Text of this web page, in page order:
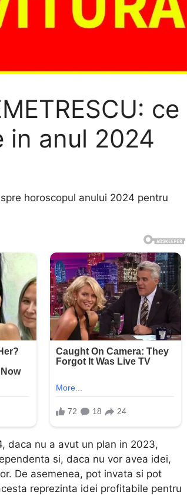
ce
in anul 2024
horoscopul anului 2024 pentru
daca nu a avut un plan in 2023,
si, daca nu vor avea idei,
De asemenea, pot invata si pot
reprezinta idei profitabile pentru